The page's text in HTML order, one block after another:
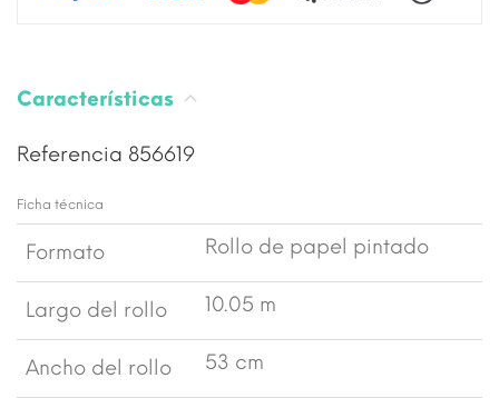
Características
Referencia 856619
Ficha técnica
Formato Rollo de papel pintado
Largo del rollo 10.05 m
Ancho del rollo 53 cm